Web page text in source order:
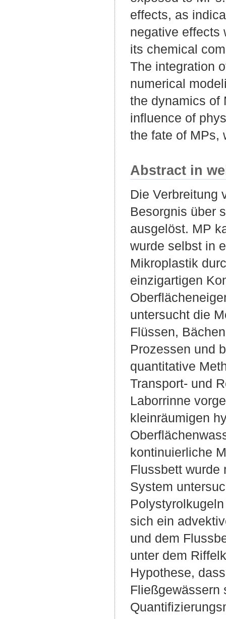
effects, as
negative effects
its chemical
The integration
numerical
the dynamics of
influence of
the fate of MPs,
Abstract in
Die Verbreitung
Besorgnis über
ausgelöst. MP
wurde selbst in
Mikroplastik
einzigartigen
untersucht die
Flüssen,
Prozessen und
quantitative
Transport- und
Laborrinne
kleinräumigen
kontinuierliche
Flussbett wurde
System
sich ein
und dem
unter dem
Hypothese,
Fließgewässern